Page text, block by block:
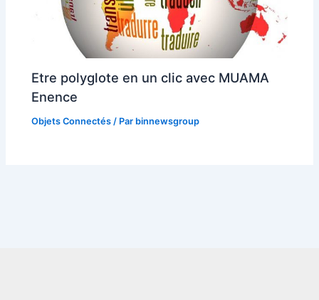
Etre polyglote en un clic avec MUAMA
Enence
Objets Connectés / Par binnewsgroup